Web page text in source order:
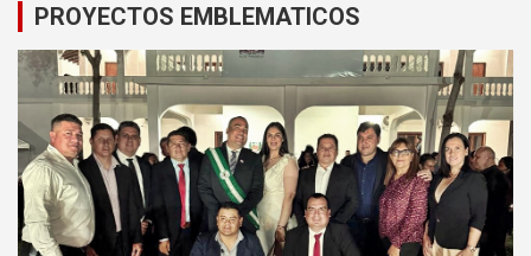
PROYECTOS EMBLEMATICOS